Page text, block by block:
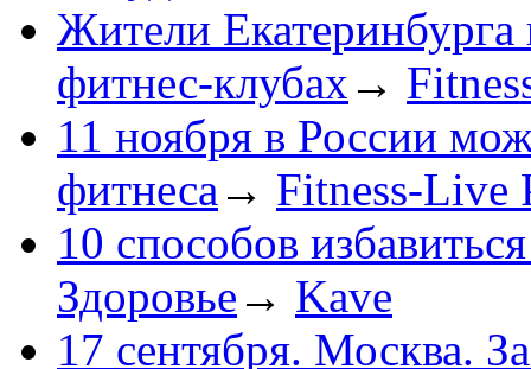
Жители Екатеринбурга
фитнес-клубах →
11 ноября в России
фитнеса → Fitness-Live
10 способов
Здоровье → Kave
17 сентября. Москва.